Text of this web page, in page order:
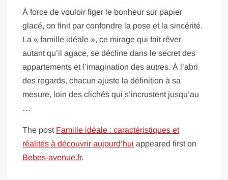
À force de vouloir figer le bonheur sur papier
glacé, on finit par confondre la pose et la sincérité.
La « famille idéale », ce mirage qui fait rêver
autant qu’il agace, se décline dans le secret des
appartements et l’imagination des autres. À l’abri
des regards, chacun ajuste la définition à sa
mesure, loin des clichés qui s’incrustent jusqu’au
…
The post Famille idéale : caractéristiques et
réalités à découvrir aujourd’hui appeared first on
Bebes-avenue.fr.